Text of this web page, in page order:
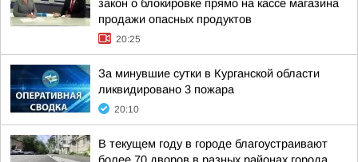
закон о блокировке прямо на кассе магазина
продажи опасных продуктов
20:25
За минувшие сутки в Курганской области
ликвидировано 3 пожара
20:10
В текущем году в городе благоустраивают